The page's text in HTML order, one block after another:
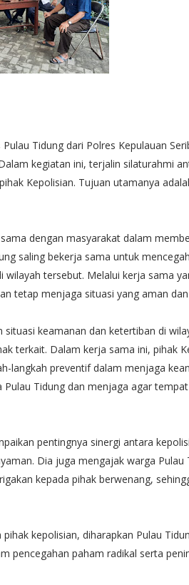
Tidung dari Polres Kepulauan
kegiatan ini, terjalin silaturahmi
Kepolisian. Tujuan utamanya
dengan masyarakat dalam
saling bekerja sama untuk
tersebut. Melalui kerja sama
tetap menjaga situasi yang aman
keamanan dan ketertiban di
terkait. Dalam kerja sama ini, pihak
langkah preventif dalam menjaga
Tidung dan menjaga agar
pentingnya sinergi antara
Dia juga mengajak warga Pulau
kepada pihak berwenang,
kepolisian, diharapkan Pulau
pencegahan paham radikal serta